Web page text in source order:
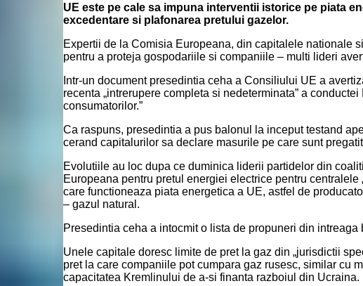
UE este pe cale sa impuna interventii istorice pe piata
excedentare si plafonarea pretului gazelor.
Expertii de la Comisia Europeana, din capitalele nationale
pentru a proteja gospodariile si companiile – multi lideri
Intr-un document presedintia ceha a Consiliului UE a
recenta „intrerupere completa si nedeterminata” a
consumatorilor.”
Ca raspuns, presedintia a pus balonul la inceput testand
cerand capitalurilor sa declare masurile pe care sunt
Evolutiile au loc dupa ce duminica liderii partidelor din
Europeana pentru pretul energiei electrice pentru
care functioneaza piata energetica a UE, astfel de
– gazul natural.
Presedintia ceha a intocmit o lista de propuneri din
Unele capitale doresc limite de pret la gaz din „jurisdictii
pret la care companiile pot cumpara gaz rusesc, similar cu
capacitatea Kremlinului de a-si finanta razboiul din Ucraina.